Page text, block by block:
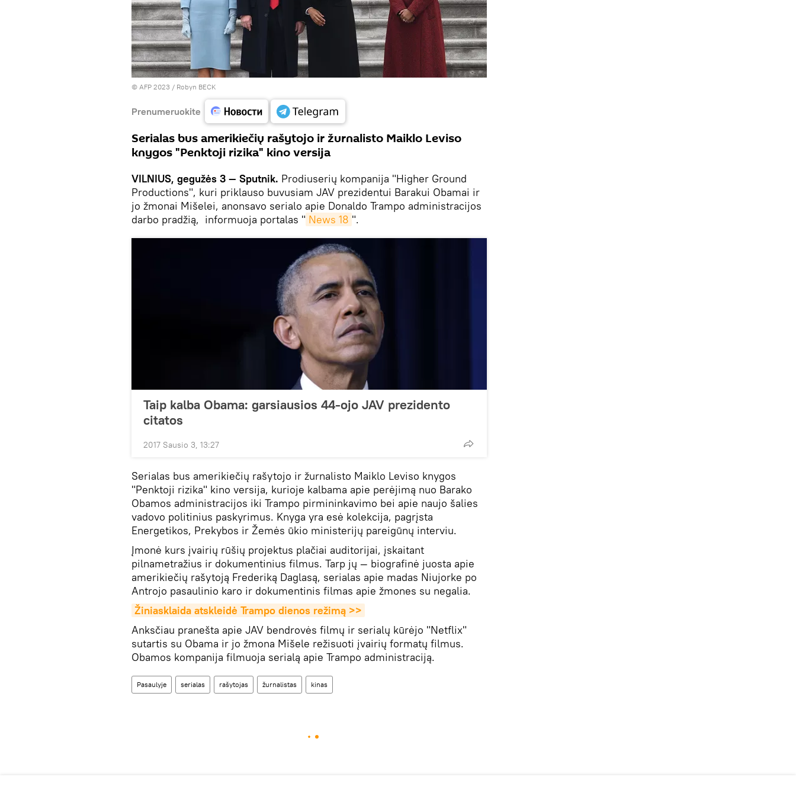
© AFP 2023 / Robyn BECK
Prenumeruokite
Serialas bus amerikiečių rašytojo ir žurnalisto Maiklo Leviso
knygos "Penktoji rizika" kino versija
VILNIUS, gegužės 3 — Sputnik. Prodiuserių kompanija "Higher Ground
Productions", kuri priklauso buvusiam JAV prezidentui Barakui Obamai ir
jo žmonai Mišelei, anonsavo serialo apie Donaldo Trampo administracijos
darbo pradžią, informuoja portalas " News 18 ".
Taip kalba Obama: garsiausios 44-ojo JAV prezidento
citatos
2017 Sausio 3, 13:27
Serialas bus amerikiečių rašytojo ir žurnalisto Maiklo Leviso knygos
"Penktoji rizika" kino versija, kurioje kalbama apie perėjimą nuo Barako
Obamos administracijos iki Trampo pirmininkavimo bei apie naujo šalies
vadovo politinius paskyrimus. Knyga yra esė kolekcija, pagrįsta
Energetikos, Prekybos ir Žemės ūkio ministerijų pareigūnų interviu.
Įmonė kurs įvairių rūšių projektus plačiai auditorijai, įskaitant
pilnametražius ir dokumentinius filmus. Tarp jų — biografinė juosta apie
amerikiečių rašytoją Frederiką Daglasą, serialas apie madas Niujorke po
Antrojo pasaulinio karo ir dokumentinis filmas apie žmones su negalia.
Žiniasklaida atskleidė Trampo dienos režimą >>
Anksčiau pranešta apie JAV bendrovės filmų ir serialų kūrėjo "Netflix"
sutartis su Obama ir jo žmona Mišele režisuoti įvairių formatų filmus.
Obamos kompanija filmuoja serialą apie Trampo administraciją.
Pasaulyje serialas rašytojas žurnalistas kinas